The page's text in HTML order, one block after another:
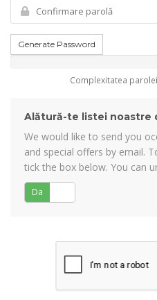
Generate Password
Complexitatea
Alătură-te listei noastre
We would like to send you
and special offers by email.
tick the box below. You can
Da